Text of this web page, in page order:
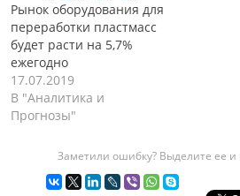
Рынок оборудования для
переработки пластмасс
будет расти на 5,7%
ежегодно
17.07.2019
В "Аналитика и
Прогнозы"
Заметили ошибку? Выделите ее